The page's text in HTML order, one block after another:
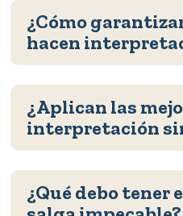
¿Cómo
hacen
¿Aplican las
interpretación
¿Qué debo tener